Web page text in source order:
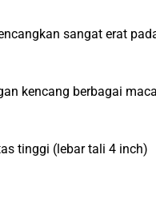
sangat erat
kencang berbagai
tinggi (lebar tali 4 inch)